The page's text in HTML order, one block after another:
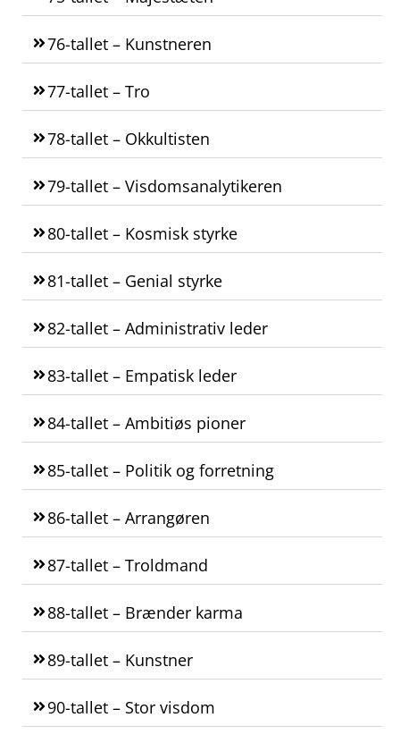
76-tallet – Kunstneren
77-tallet – Tro
78-tallet – Okkultisten
79-tallet – Visdomsanalytikeren
80-tallet – Kosmisk styrke
81-tallet – Genial styrke
82-tallet – Administrativ leder
83-tallet – Empatisk leder
84-tallet – Ambitiøs pioner
85-tallet – Politik og forretning
86-tallet – Arrangøren
87-tallet – Troldmand
88-tallet – Brænder karma
89-tallet – Kunstner
90-tallet – Stor visdom